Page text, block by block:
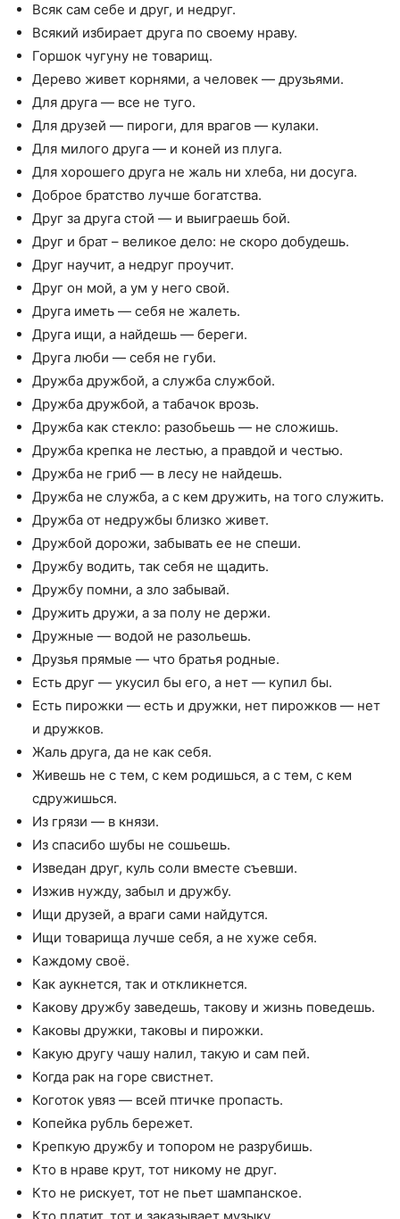
Всяк сам себе и друг, и недруг.
Всякий избирает друга по своему нраву.
Горшок чугуну не товарищ.
Дерево живет корнями, а человек — друзьями.
Для друга — все не туго.
Для друзей — пироги, для врагов — кулаки.
Для милого друга — и коней из плуга.
Для хорошего друга не жаль ни хлеба, ни досуга.
Доброе братство лучше богатства.
Друг за друга стой — и выиграешь бой.
Друг и брат – великое дело: не скоро добудешь.
Друг научит, а недруг проучит.
Друг он мой, а ум у него свой.
Друга иметь — себя не жалеть.
Друга ищи, а найдешь — береги.
Друга люби — себя не губи.
Дружба дружбой, а служба службой.
Дружба дружбой, а табачок врозь.
Дружба как стекло: разобьешь — не сложишь.
Дружба крепка не лестью, а правдой и честью.
Дружба не гриб — в лесу не найдешь.
Дружба не служба, а с кем дружить, на того служить.
Дружба от недружбы близко живет.
Дружбой дорожи, забывать ее не спеши.
Дружбу водить, так себя не щадить.
Дружбу помни, а зло забывай.
Дружить дружи, а за полу не держи.
Дружные — водой не разольешь.
Друзья прямые — что братья родные.
Есть друг — укусил бы его, а нет — купил бы.
Есть пирожки — есть и дружки, нет пирожков — нет
и дружков.
Жаль друга, да не как себя.
Живешь не с тем, с кем родишься, а с тем, с кем
сдружишься.
Из грязи — в князи.
Из спасибо шубы не сошьешь.
Изведан друг, куль соли вместе съевши.
Изжив нужду, забыл и дружбу.
Ищи друзей, а враги сами найдутся.
Ищи товарища лучше себя, а не хуже себя.
Каждому своё.
Как аукнется, так и откликнется.
Какову дружбу заведешь, такову и жизнь поведешь.
Каковы дружки, таковы и пирожки.
Какую другу чашу налил, такую и сам пей.
Когда рак на горе свистнет.
Коготок увяз — всей птичке пропасть.
Копейка рубль бережет.
Крепкую дружбу и топором не разрубишь.
Кто в нраве крут, тот никому не друг.
Кто не рискует, тот не пьет шампанское.